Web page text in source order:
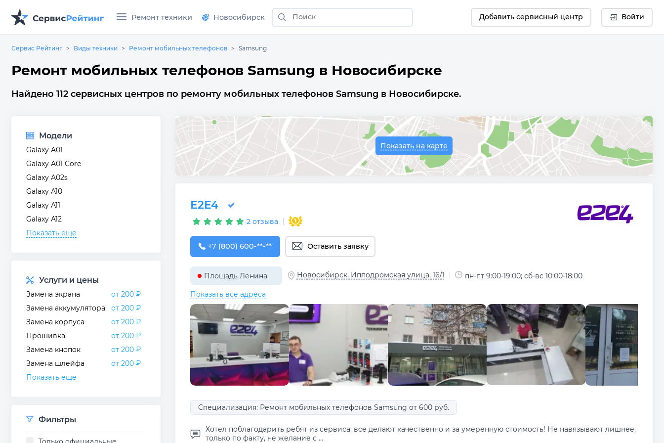
Ремонт техники Новосибирск Добавить сервисный центр Войти
Сервис Рейтинг Виды техники Ремонт мобильных телефонов Samsung
Ремонт мобильных телефонов Samsung в Новосибирске
Найдено 112 сервисных центров по ремонту мобильных телефонов Samsung в Новосибирске.
Модели
Galaxy A01
Galaxy A01 Core
Galaxy A02s
Galaxy A10
Galaxy A11
Galaxy A12
Показать еще
Услуги и цены
Замена экрана
от 200 ₽
Замена аккумулятора
от 200 ₽
Замена корпуса
от 200 ₽
Прошивка
от 200 ₽
Замена кнопок
от 200 ₽
Замена шлейфа
от 200 ₽
Показать еще
Фильтры
Показать на карте
Е2Е4
2 отзыва
+7 (800) 600-32-34
+7 (800) 600-**-** Оставить заявку
Площадь Ленина Новосибирск, Ипподромская улица, 16/1 пн-пт 9:00-19:00; сб-вс 10:00-18:00
Показать все адреса
Специализация: Ремонт мобильных телефонов Samsung от 600 руб.
Хотел поблагодарить ребят из сервиса, все делают качественно и за умеренную стоимость! Не навязывают лишнее,
только по факту, не желание с ...